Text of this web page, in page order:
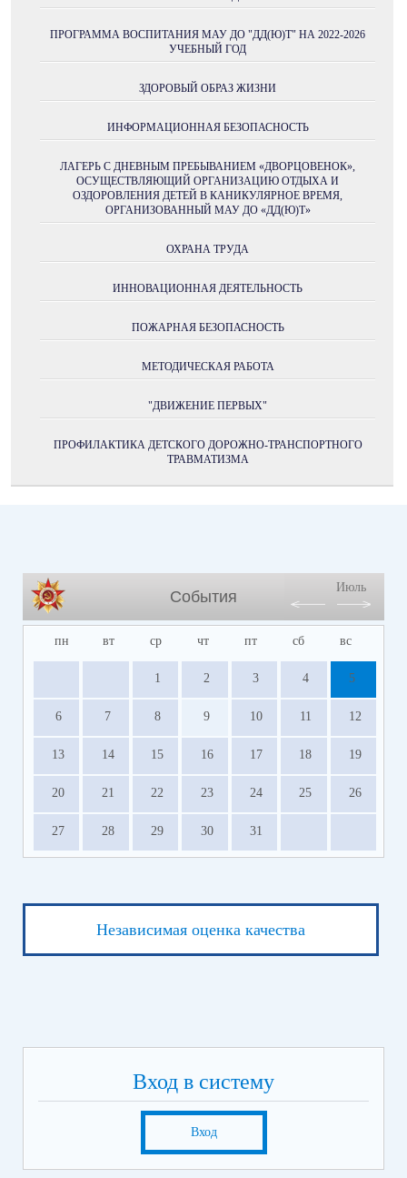
ПРОГРАММА ВОСПИТАНИЯ МАУ ДО "ДД(Ю)Т" НА 2022-2026
УЧЕБНЫЙ ГОД
ЗДОРОВЫЙ ОБРАЗ ЖИЗНИ
ИНФОРМАЦИОННАЯ БЕЗОПАСНОСТЬ
ЛАГЕРЬ С ДНЕВНЫМ ПРЕБЫВАНИЕМ «ДВОРЦОВЕНОК»,
ОСУЩЕСТВЛЯЮЩИЙ ОРГАНИЗАЦИЮ ОТДЫХА И
ОЗДОРОВЛЕНИЯ ДЕТЕЙ В КАНИКУЛЯРНОЕ ВРЕМЯ,
ОРГАНИЗОВАННЫЙ МАУ ДО «ДД(Ю)Т»
ОХРАНА ТРУДА
ИННОВАЦИОННАЯ ДЕЯТЕЛЬНОСТЬ
ПОЖАРНАЯ БЕЗОПАСНОСТЬ
МЕТОДИЧЕСКАЯ РАБОТА
"ДВИЖЕНИЕ ПЕРВЫХ"
ПРОФИЛАКТИКА ДЕТСКОГО ДОРОЖНО-ТРАНСПОРТНОГО
ТРАВМАТИЗМА
События
Июль
пн вт ср чт пт сб вс
1 2 3 4 5
6 7 8 9 10 11 12
13 14 15 16 17 18 19
20 21 22 23 24 25 26
27 28 29 30 31
Независимая оценка качества
Вход в систему
Вход